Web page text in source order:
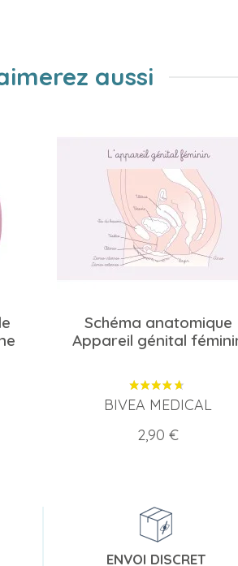
aussi
Schéma anatomique
Appareil génital
BIVEA MEDICAL
Prix
2,90 €
ENVOI DISCRET